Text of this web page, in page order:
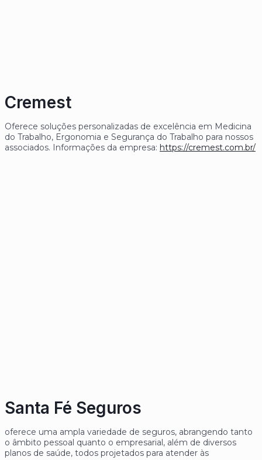
Cremest
Oferece soluções personalizadas de excelência em Medicina
do Trabalho, Ergonomia e Segurança do Trabalho para nossos
associados. Informações da empresa: https://cremest.com.br/
Santa Fé Seguros
oferece uma ampla variedade de seguros, abrangendo tanto
o âmbito pessoal quanto o empresarial, além de diversos
planos de saúde, todos projetados para atender às